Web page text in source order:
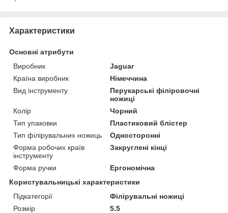
Характеристики
Основні атрибути
Виробник
Jaguar
Країна виробник
Німеччина
Вид інструменту
Перукарські філіровочні
ножиці
Колір
Чорний
Тип упаковки
Пластиковий блістер
Тип філірувальних ножиць
Односторонні
Форма робочих країв
інструменту
Закруглені кінці
Форма ручки
Ергономічна
Користувальницькі характеристики
Підкатегорії
Філірувальні ножиці
Розмір
5.5